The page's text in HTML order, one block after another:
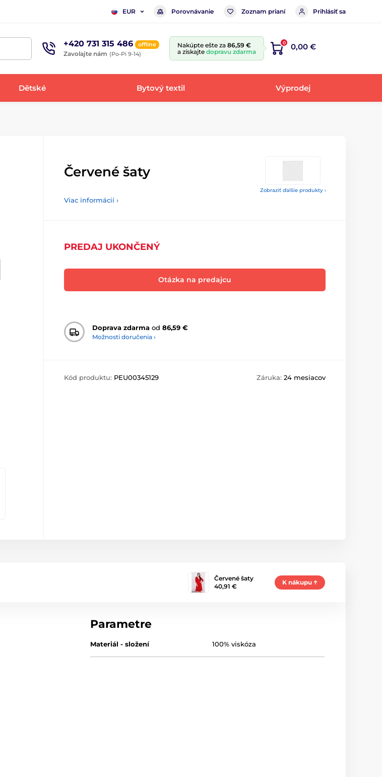
EUR Porovnávanie Zoznam prianí Prihlásiť sa
+420 731 315 486 offline
Zavolajte nám (Po-Pi 9-14)
Nakúpte ešte za 86,59 €
a získajte dopravu zdarma
0 0,00 €
Dětské Bytový textil Výprodej
Zobraziť ďalšie produkty ›
Červené šaty
Viac informácií ›
PREDAJ UKONČENÝ
Otázka na predajcu
Doprava zdarma od 86,59 €
Možnosti doručenia ›
Kód produktu: PEU00345129 Záruka: 24 mesiacov
Červené šaty
40,91 €
K nákupu
Parametre
Materiál - složení 100% viskóza